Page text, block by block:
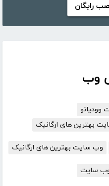
رایگان
وب
وودیانو
بهترین های ارگانیک
وب سایت بهترین های ارگانیک
وب سایت